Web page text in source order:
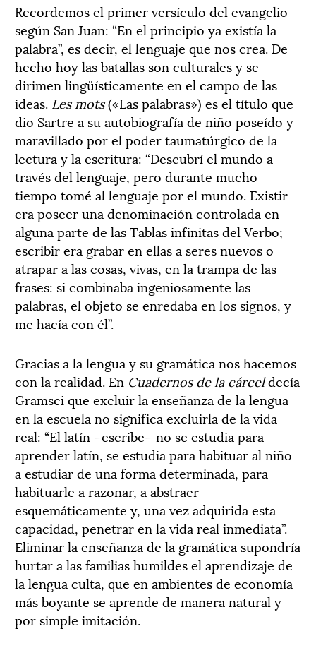
Recordemos el primer versículo del evangelio
según San Juan: “En el principio ya existía la
palabra”, es decir, el lenguaje que nos crea. De
hecho hoy las batallas son culturales y se
dirimen lingüísticamente en el campo de las
ideas. Les mots(«Las palabras») es el título que
dio Sartre a su autobiografía de niño poseído y
maravillado por el poder taumatúrgico de la
lectura y la escritura: “Descubrí el mundo a
través del lenguaje, pero durante mucho
tiempo tomé al lenguaje por el mundo. Existir
era poseer una denominación controlada en
alguna parte de las Tablas infinitas del Verbo;
escribir era grabar en ellas a seres nuevos o
atrapar a las cosas, vivas, en la trampa de las
frases: si combinaba ingeniosamente las
palabras, el objeto se enredaba en los signos, y
me hacía con él”.
Gracias a la lengua y su gramática nos hacemos
con la realidad. En Cuadernos de la cárceldecía
Gramsci que excluir la enseñanza de la lengua
en la escuela no significa excluirla de la vida
real: “El latín –escribe– no se estudia para
aprender latín, se estudia para habituar al niño
a estudiar de una forma determinada, para
habituarle a razonar, a abstraer
esquemáticamente y, una vez adquirida esta
capacidad, penetrar en la vida real inmediata”.
Eliminar la enseñanza de la gramática supondría
hurtar a las familias humildes el aprendizaje de
la lengua culta, que en ambientes de economía
más boyante se aprende de manera natural y
por simple imitación.